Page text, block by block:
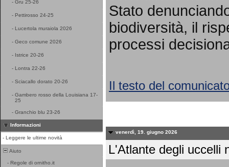
- Gru 25-26
- Pettirosso 24-25
- Lucertola muraiola 2026
- Geco comune 2026
- Istrice 20-26
- Lontra 22-26
- Sciacallo dorato 20-26
- Gambero rosso della Louisiana 17-
25
- Granchio blu 23-26
Informazioni
- Leggere le ultime novità
Aiuto
- Regole di ornitho.it
Stato
biodiversità, il
processi
Il testo del
venerdì, 19. giugno 2026
L'Atlante degli uccelli